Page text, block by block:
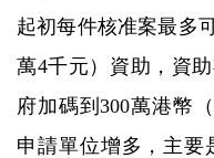
起初每件核准案最多
萬4千元）資助，資
府加碼到300萬港幣
申請單位增多，主要